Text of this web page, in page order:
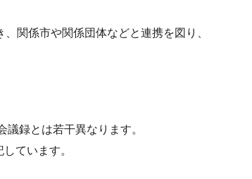
関係市や関係団体などと連携を図り、
録とは若干異なります。
ています。